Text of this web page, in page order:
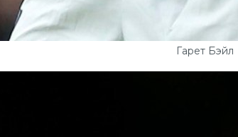
Гарет Бэйл